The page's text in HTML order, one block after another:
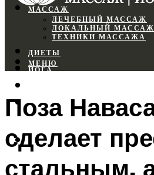
МАССАЖ
ЛЕЧЕБНЫЙ МАССАЖ
ЛОКАЛЬНЫЙ МАССАЖ
ТЕХНИКИ МАССАЖА
ДИЕТЫ
ЙОГА
ФИТНЕС
МЕНЮ
МЕНЮ
Поза
сделает
стальным,